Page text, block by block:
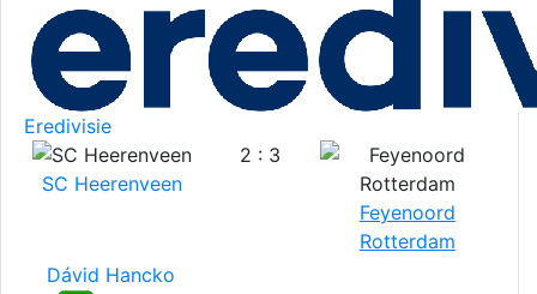
Eredivisie
SC Heerenveen
2 : 3
Feyenoord
Rotterdam
Dávid Hancko